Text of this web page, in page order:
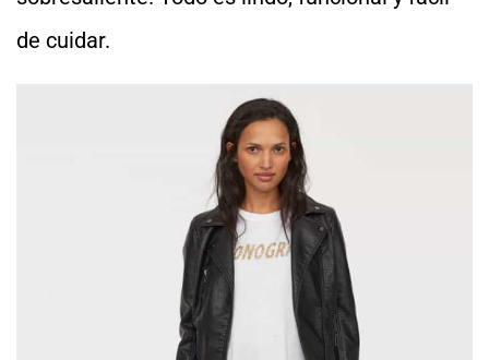
de cuidar.